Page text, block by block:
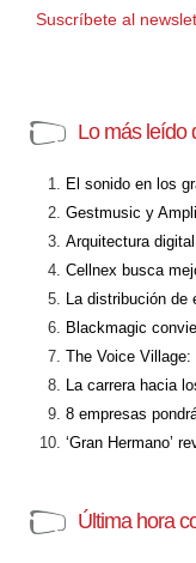
Suscríbete al
Lo más leído
El sonido en los
Gestmusic y
Arquitectura
Cellnex busca
La distribución de
Blackmagic
The Voice
La carrera hacia
8 empresas
‘Gran Hermano’
Última hora